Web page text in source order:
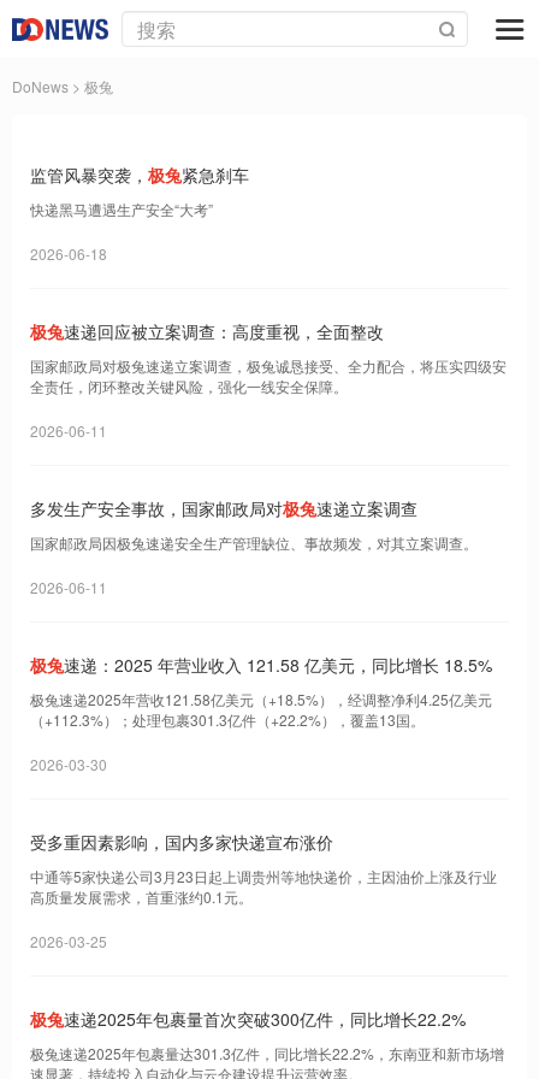
DoNews > 极兔
监管风暴突袭， 极兔紧急刹车
快递黑马遭遇生产安全“大考”
2026-06-18
极兔速递回应被立案调查：高度重视，全面整改
国家邮政局对极兔速递立案调查，极兔诚恳接受、全力配合，将压实四级安
全责任，闭环整改关键风险，强化一线安全保障。
2026-06-11
多发生产安全事故，国家邮政局对极兔速递立案调查
国家邮政局因极兔速递安全生产管理缺位、事故频发，对其立案调查。
2026-06-11
极兔速递：2025 年营业收入 121.58 亿美元，同比增长 18.5%
极兔速递2025年营收121.58亿美元（+18.5%），经调整净利4.25亿美元
（+112.3%）；处理包裹301.3亿件（+22.2%），覆盖13国。
2026-03-30
受多重因素影响，国内多家快递宣布涨价
中通等5家快递公司3月23日起上调贵州等地快递价，主因油价上涨及行业
高质量发展需求，首重涨约0.1元。
2026-03-25
极兔速递2025年包裹量首次突破300亿件，同比增长22.2%
极兔速递2025年包裹量达301.3亿件，同比增长22.2%，东南亚和新市场增
速显著，持续投入自动化与云仓建设提升运营效率。